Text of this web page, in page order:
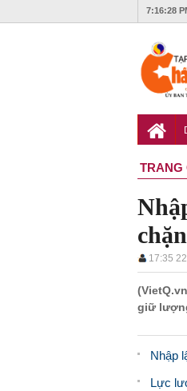
7:16:29
TRANG
17:35
giữ
Nhập
Lực